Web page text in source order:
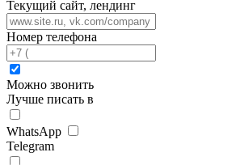
Текущий сайт, лендинг
Номер телефона
Можно звонить
Лучше писать в
WhatsApp
Telegram